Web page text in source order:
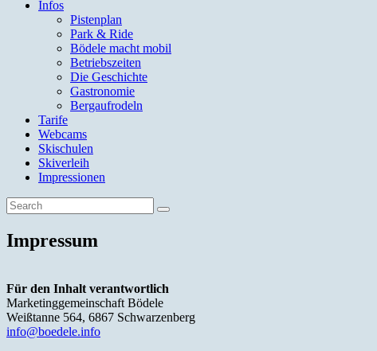
Infos
Pistenplan
Park & Ride
Bödele macht mobil
Betriebszeiten
Die Geschichte
Gastronomie
Bergaufrodeln
Tarife
Webcams
Skischulen
Skiverleih
Impressionen
Impressum
Für den Inhalt verantwortlich
Marketinggemeinschaft Bödele
Weißtanne 564, 6867 Schwarzenberg
info@boedele.info